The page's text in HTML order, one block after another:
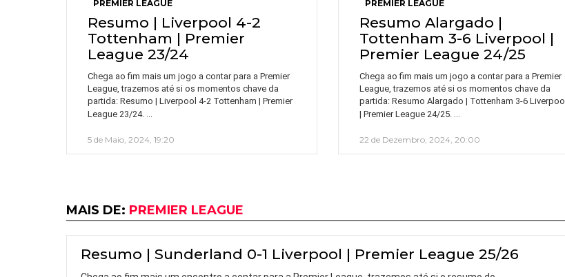
PREMIER LEAGUE
Resumo | Liverpool 4-2
Tottenham | Premier
League 23/24
Chega ao fim mais um jogo a contar para a Premier
League, trazemos até si os momentos chave da
partida: Resumo | Liverpool 4-2 Tottenham | Premier
League 23/24.
5 de Maio, 2024, 19:20
PREMIER LEAGUE
Resumo Alargado |
Tottenham 3-6 Liverpool |
Premier League 24/25
Chega ao fim mais um jogo a contar para a Premier
League, trazemos até si os momentos chave da
partida: Resumo Alargado | Tottenham 3-6 Liverpool
| Premier League 24/25.
22 de Dezembro, 2024, 20:00
MAIS DE: PREMIER LEAGUE
Resumo | Sunderland 0-1 Liverpool | Premier League 25/26